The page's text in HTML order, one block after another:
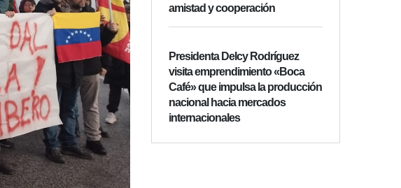
amistad y cooperación
Presidenta Delcy Rodríguez
visita emprendimiento «Boca
Café» que impulsa la producción
nacional hacia mercados
internacionales